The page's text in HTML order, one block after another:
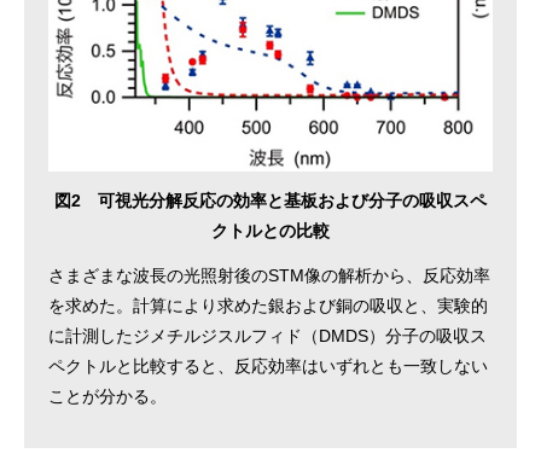
図2 可視光分解反応の効率と基板および分子の吸収スペ
クトルとの比較
さまざまな波長の光照射後のSTM像の解析から、反応効率
を求めた。計算により求めた銀および銅の吸収と、実験的
に計測したジメチルジスルフィド（DMDS）分子の吸収ス
ペクトルと比較すると、反応効率はいずれとも一致しない
ことが分かる。